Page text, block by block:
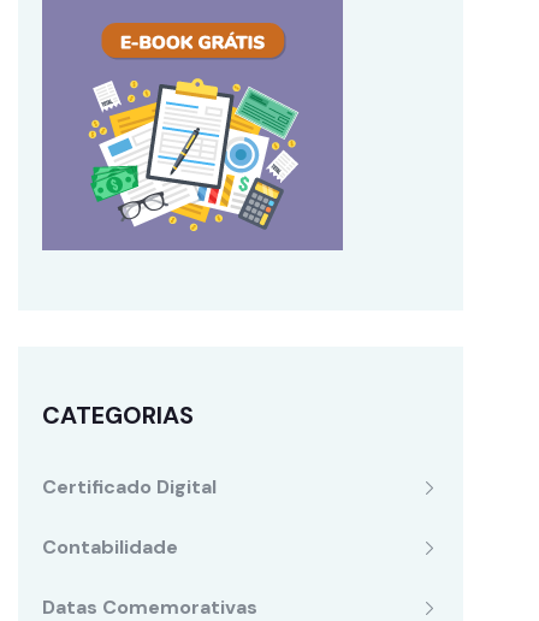
CATEGORIAS
Certificado Digital
Contabilidade
Datas Comemorativas